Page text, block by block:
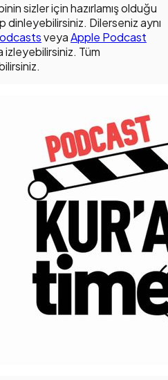
sizler için hazırlamış olduğu
dinleyebilirsiniz. Dilerseniz aynı
veyaApple Podcast
Tüm